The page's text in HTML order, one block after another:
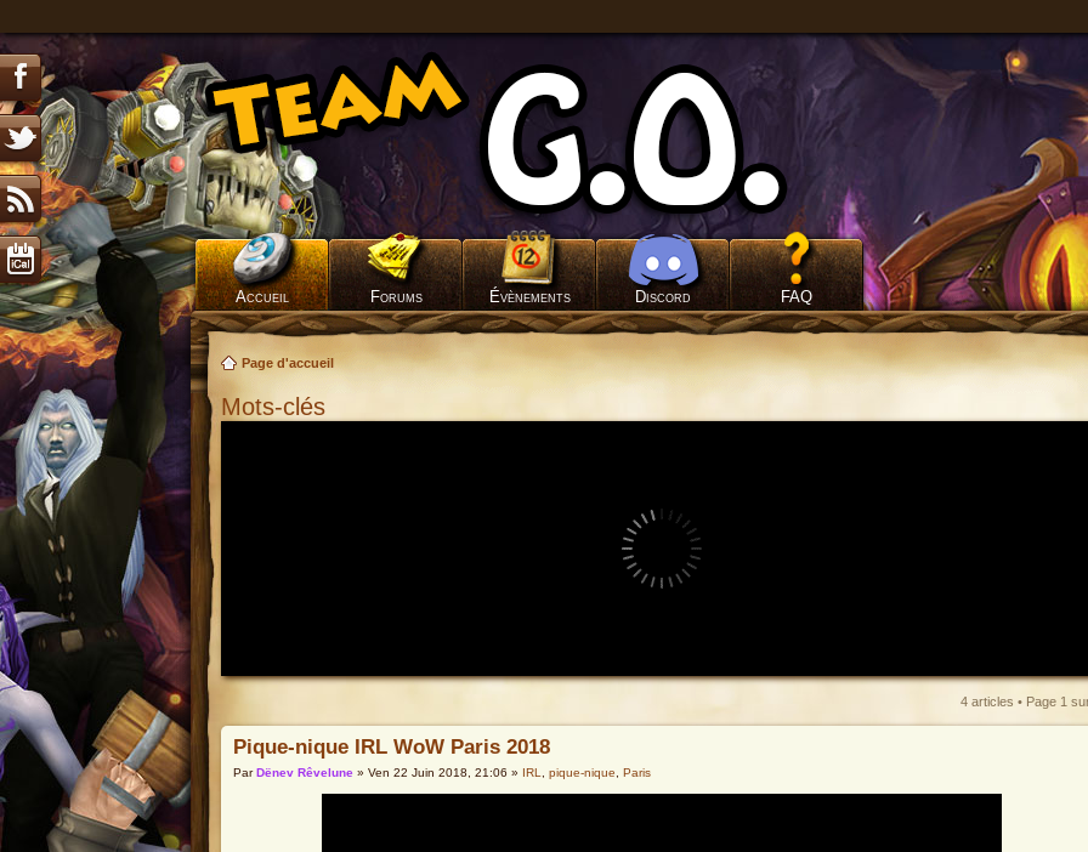
Accueil Forums Évènements Discord FAQ
Page d'accueil
Mots-clés
4 articles • Page 1
Pique-nique IRL WoW Paris 2018
ParDënev Rêvelune » Ven 22 Juin 2018, 21:06 » IRL pique-nique Paris